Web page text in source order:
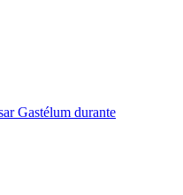
Gastélum durante